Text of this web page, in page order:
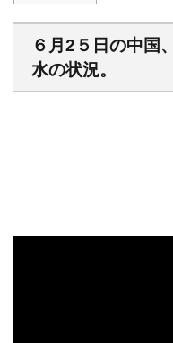
６月2５日の中国
水の状況。